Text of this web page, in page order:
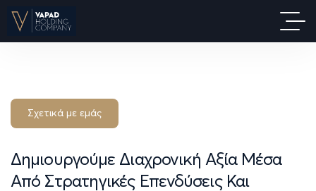
Σχετικά με εμάς
Δημιουργούμε Διαχρονική Αξία Μέσα
Από Στρατηγικές Επενδύσεις Και